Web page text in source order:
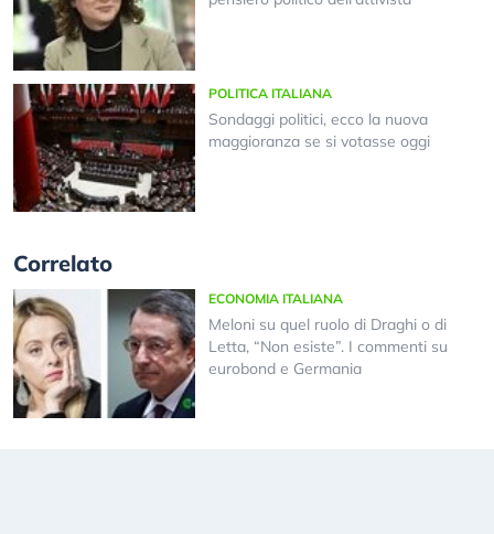
POLITICA ITALIANA
Sondaggi politici, ecco la nuova
maggioranza se si votasse oggi
Correlato
ECONOMIA ITALIANA
Meloni su quel ruolo di Draghi o di
Letta, “Non esiste”. I commenti su
eurobond e Germania